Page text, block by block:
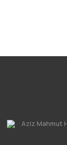
Aziz Mahmut